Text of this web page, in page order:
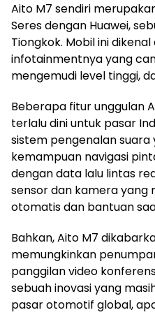
Aito M7 sendiri
Seres dengan Huawei,
Tiongkok. Mobil ini
infotainmentnya yang
mengemudi level tinggi,
Beberapa fitur unggulan
terlalu dini untuk pasar
sistem pengenalan
kemampuan navigasi
dengan data lalu lintas
sensor dan kamera yang
otomatis dan bantuan
Bahkan, Aito M7
memungkinkan
panggilan video
sebuah inovasi yang
pasar otomotif global,